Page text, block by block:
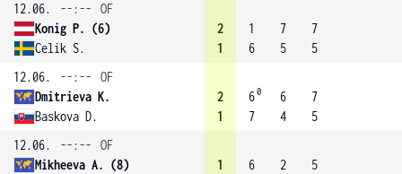
12.06.
--:--
OF
Konig P. (6)
Celik S.
2
1
1
6
7
5
7
5
12.06.
--:--
OF
Dmitrieva K.
Baskova D.
2
1
60
7
6
4
7
5
12.06.
--:--
OF
Mikheeva A. (8)
1
6
2
5